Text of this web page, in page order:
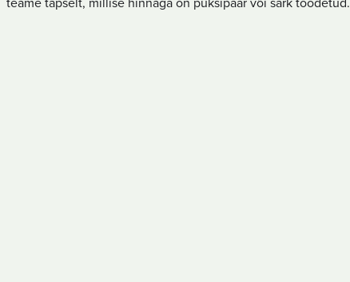
teame täpselt, millise hinnaga on püksipaar või särk toodetud.